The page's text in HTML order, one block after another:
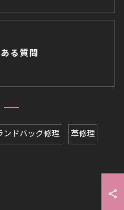
る質問
ンドバッグ修理 革修理